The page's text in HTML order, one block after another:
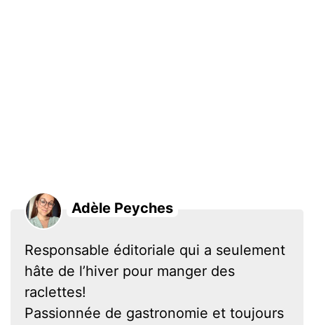
Adèle Peyches
Responsable éditoriale qui a seulement
hâte de l’hiver pour manger des
raclettes!
Passionnée de gastronomie et toujours